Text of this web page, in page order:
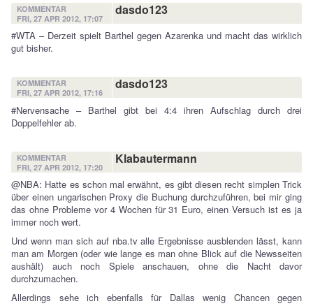
KOMMENTAR
FRI, 27 APR 2012, 17:07
dasdo123
#WTA – Derzeit spielt Barthel gegen Azarenka und macht das wirklich
gut bisher.
KOMMENTAR
FRI, 27 APR 2012, 17:16
dasdo123
#Nervensache – Barthel gibt bei 4:4 ihren Aufschlag durch drei
Doppelfehler ab.
KOMMENTAR
FRI, 27 APR 2012, 17:20
Klabautermann
@NBA: Hatte es schon mal erwähnt, es gibt diesen recht simplen Trick
über einen ungarischen Proxy die Buchung durchzuführen, bei mir ging
das ohne Probleme vor 4 Wochen für 31 Euro, einen Versuch ist es ja
immer noch wert.
Und wenn man sich auf nba.tv alle Ergebnisse ausblenden lässt, kann
man am Morgen (oder wie lange es man ohne Blick auf die Newsseiten
aushält) auch noch Spiele anschauen, ohne die Nacht davor
durchzumachen.
Allerdings sehe ich ebenfalls für Dallas wenig Chancen gegen